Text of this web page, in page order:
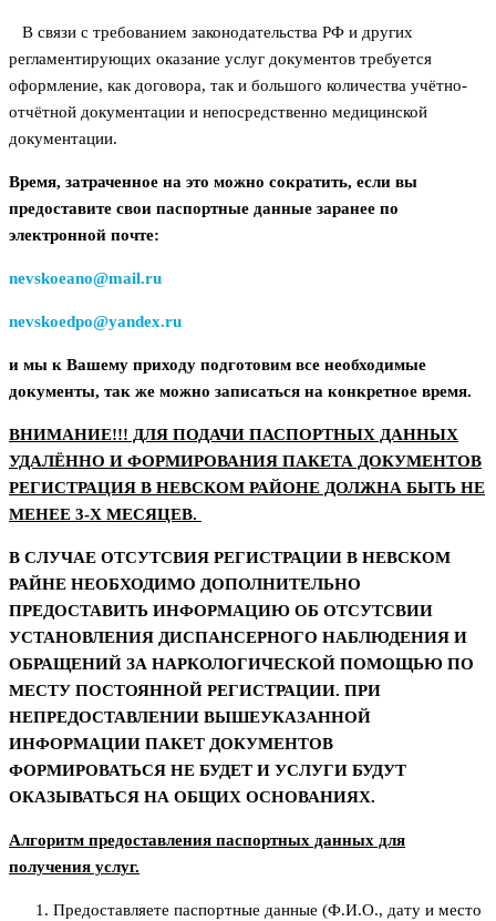
В связи с требованием законодательства РФ и других
регламентирующих оказание услуг документов требуется
оформление, как договора, так и большого количества учётно-
отчётной документации и непосредственно медицинской
документации.
Время, затраченное на это можно сократить, если вы
предоставите свои паспортные данные заранее по
электронной почте:
nevskoeano@mail.ru
nevskoedpo@yandex.ru
и мы к Вашему приходу подготовим все необходимые
документы, так же можно записаться на конкретное время.
ВНИМАНИЕ!!! ДЛЯ ПОДАЧИ ПАСПОРТНЫХ ДАННЫХ
УДАЛЁННО И ФОРМИРОВАНИЯ ПАКЕТА ДОКУМЕНТОВ
РЕГИСТРАЦИЯ В НЕВСКОМ РАЙОНЕ ДОЛЖНА БЫТЬ НЕ
МЕНЕЕ 3-Х МЕСЯЦЕВ.
В СЛУЧАЕ ОТСУТСВИЯ РЕГИСТРАЦИИ В НЕВСКОМ
РАЙНЕ НЕОБХОДИМО ДОПОЛНИТЕЛЬНО
ПРЕДОСТАВИТЬ ИНФОРМАЦИЮ ОБ ОТСУТСВИИ
УСТАНОВЛЕНИЯ ДИСПАНСЕРНОГО НАБЛЮДЕНИЯ И
ОБРАЩЕНИЙ ЗА НАРКОЛОГИЧЕСКОЙ ПОМОЩЬЮ ПО
МЕСТУ ПОСТОЯННОЙ РЕГИСТРАЦИИ. ПРИ
НЕПРЕДОСТАВЛЕНИИ ВЫШЕУКАЗАННОЙ
ИНФОРМАЦИИ ПАКЕТ ДОКУМЕНТОВ
ФОРМИРОВАТЬСЯ НЕ БУДЕТ И УСЛУГИ БУДУТ
ОКАЗЫВАТЬСЯ НА ОБЩИХ ОСНОВАНИЯХ.
Алгоритм предоставления паспортных данных для
получения услуг.
Предоставляете паспортные данные (Ф.И.О., дату и место